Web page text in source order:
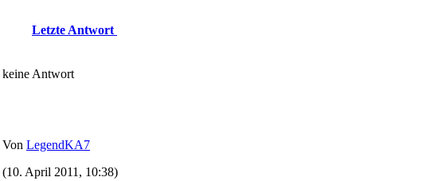
Letzte Antwort
keine Antwort
Von LegendKA7
(10. April 2011, 10:38)